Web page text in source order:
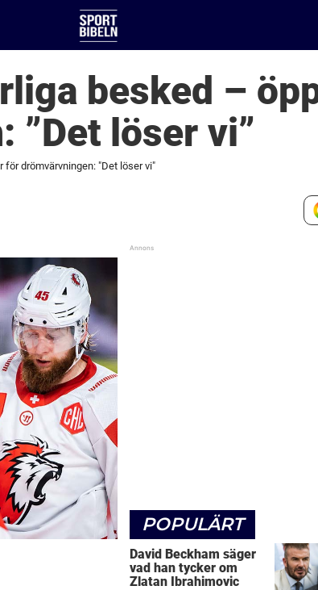
besked –
”Det löser vi”
drömvärvningen: "Det löser vi"
POPULÄRT
David Beckham säger
vad han tycker om
Zlatan Ibrahimovic